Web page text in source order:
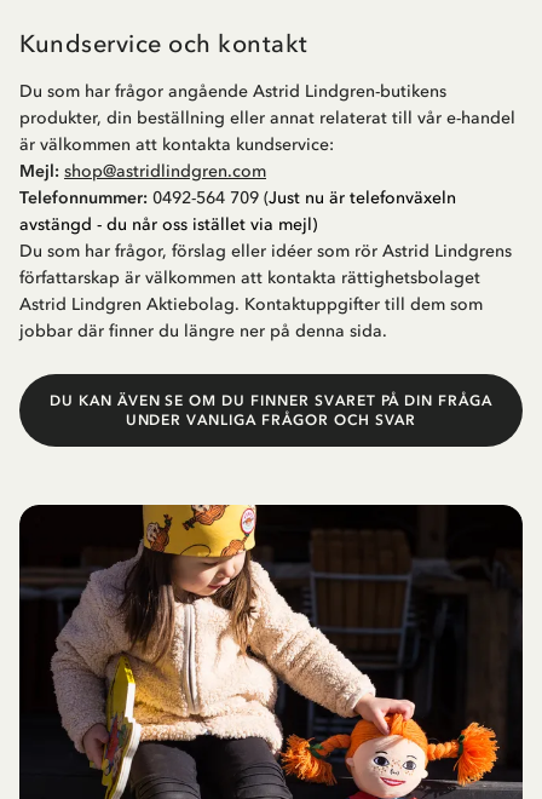
Kundservice och kontakt
Du som har frågor angående Astrid Lindgren-butikens
produkter, din beställning eller annat relaterat till vår e-handel
är välkommen att kontakta kundservice:
Mejl: shop@astridlindgren.com
Telefonnummer: 0492-564 709 (Just nu är telefonväxeln
avstängd - du når oss istället via mejl)
Du som har frågor, förslag eller idéer som rör Astrid Lindgrens
författarskap är välkommen att kontakta rättighetsbolaget
Astrid Lindgren Aktiebolag. Kontaktuppgifter till dem som
jobbar där finner du längre ner på denna sida.
DU KAN ÄVEN SE OM DU FINNER SVARET PÅ DIN FRÅGA
UNDER VANLIGA FRÅGOR OCH SVAR